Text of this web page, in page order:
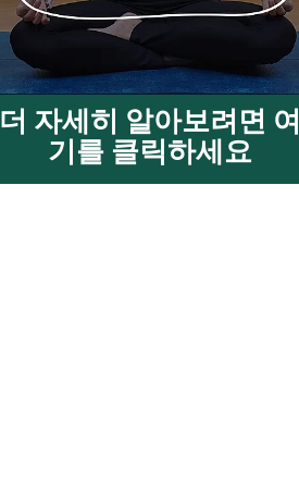
더 자세히 알아보려면 여
기를 클릭하세요